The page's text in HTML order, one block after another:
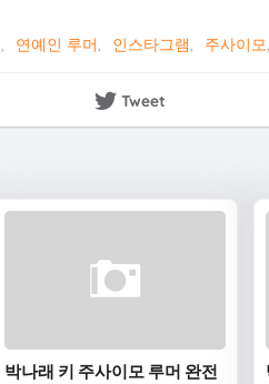
연예인 루머 인스타그램 주사이모
Tweet
박나래 키 주사이모 루머 완전